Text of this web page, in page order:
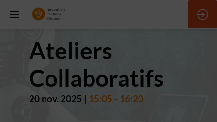
Ateliers
Collaboratifs
20 nov. 2025 15:05 - 16:20